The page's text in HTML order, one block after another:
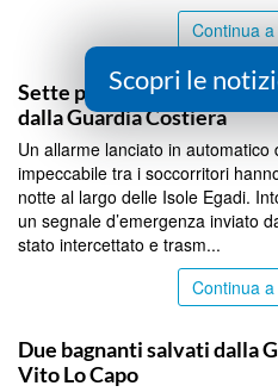
Continua
Sette persone salvate a
dalla Guardia Costiera
Un allarme lanciato in
impeccabile tra i soccorritori
notte al largo delle Isole Egadi.
un segnale d’emergenza inviato
stato intercettato e trasm...
Continua
Due bagnanti salvati dalla
Vito Lo Capo
Scopri le